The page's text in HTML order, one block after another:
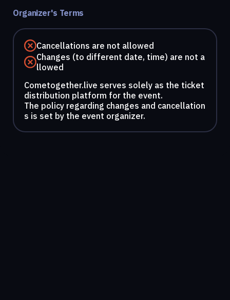
Organizer's Terms
Cancellations are not allowed
Changes (to different date, time) are not a
llowed
Cometogether.live serves solely as the ticket
distribution platform for the event.
The policy regarding changes and cancellation
s is set by the event organizer.